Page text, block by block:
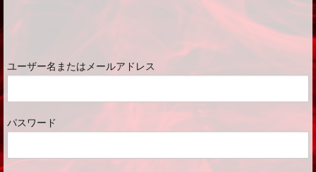
ユーザー名またはメールアドレス
パスワード